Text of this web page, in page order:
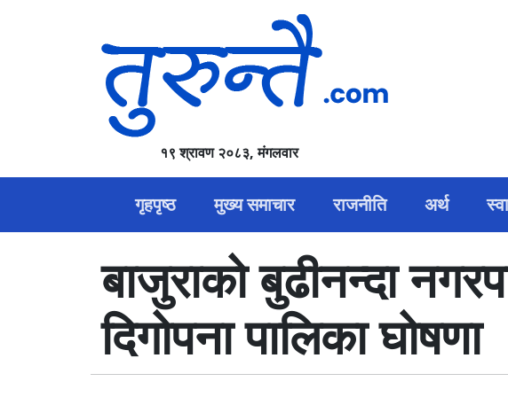
१९ श्रावण २०८३, मंगलवार
गृहपृष्ठ मुख्य समाचार राजनीति अर्थ
बाजुराको बुढीनन्दा
दिगोपना पालिका घोषणा